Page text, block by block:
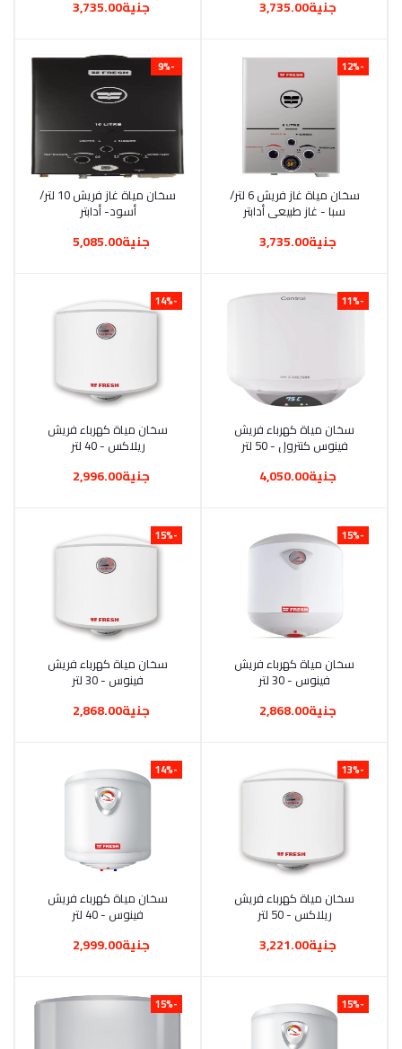
جنية3,735.00 جنية3,735.00
-12%
أضف إلى السلة سخان مياة غاز فريش 6 لتر/
سبا - غاز طبيعي أدابتر
جنية3,735.00
-9%
أضف إلى السلة سخان مياة غاز فريش 10 لتر/
أسود- أدابتر
جنية5,085.00
-11%
أضف إلى السلة
سخان مياة كهرباء فريش
فينوس كنترول - 50 لتر
جنية4,050.00
-14%
أضف إلى السلة
سخان مياة كهرباء فريش
ريلاكس - 40 لتر
جنية2,996.00
-15%
أضف إلى السلة
سخان مياة كهرباء فريش
فينوس - 30 لتر
جنية2,868.00
-15%
أضف إلى السلة
سخان مياة كهرباء فريش
فينوس - 30 لتر
جنية2,868.00
-13%
أضف إلى السلة
سخان مياة كهرباء فريش
ريلاكس - 50 لتر
جنية3,221.00
-14%
أضف إلى السلة
سخان مياة كهرباء فريش
فينوس - 40 لتر
جنية2,999.00
-15%
-15%